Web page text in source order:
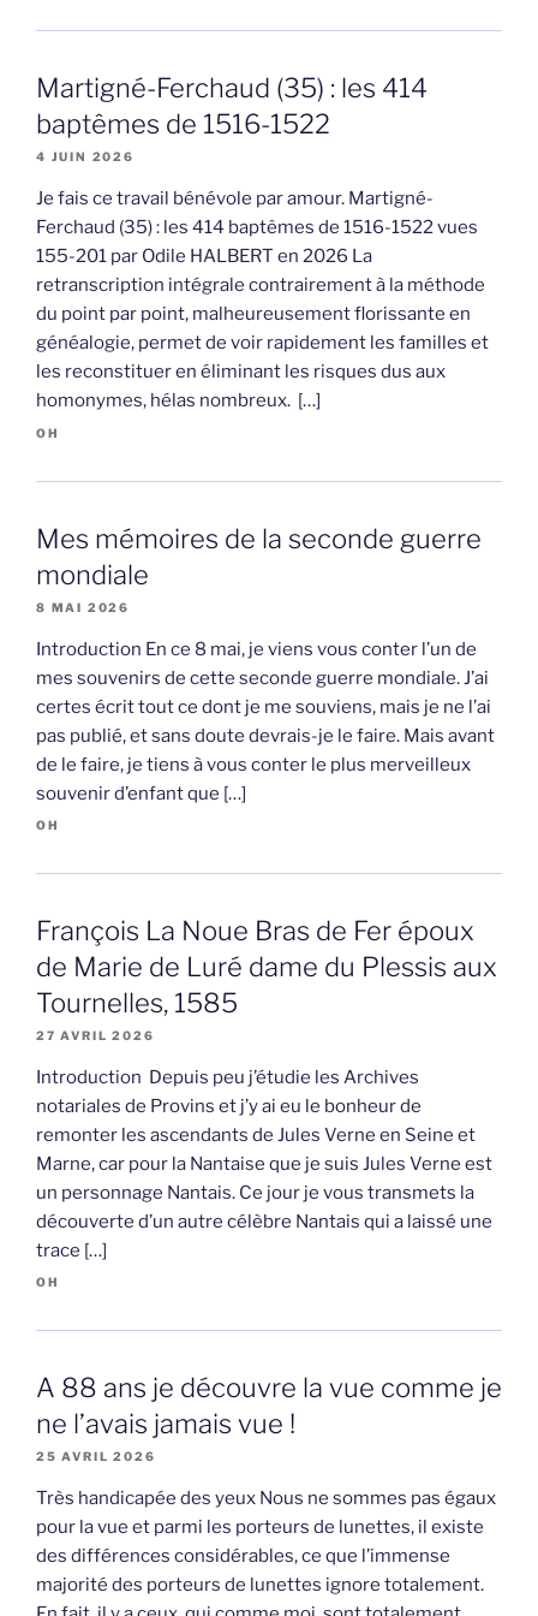
Martigné-Ferchaud (35) : les 414
baptêmes de 1516-1522
4 JUIN 2026
Je fais ce travail bénévole par amour. Martigné-
Ferchaud (35) : les 414 baptêmes de 1516-1522 vues
155-201 par Odile HALBERT en 2026 La
retranscription intégrale contrairement à la méthode
du point par point, malheureusement florissante en
généalogie, permet de voir rapidement les familles et
les reconstituer en éliminant les risques dus aux
homonymes, hélas nombreux. […]
OH
Mes mémoires de la seconde guerre
mondiale
8 MAI 2026
Introduction En ce 8 mai, je viens vous conter l’un de
mes souvenirs de cette seconde guerre mondiale. J’ai
certes écrit tout ce dont je me souviens, mais je ne l’ai
pas publié, et sans doute devrais-je le faire. Mais avant
de le faire, je tiens à vous conter le plus merveilleux
souvenir d’enfant que […]
OH
François La Noue Bras de Fer époux
de Marie de Luré dame du Plessis aux
Tournelles, 1585
27 AVRIL 2026
Introduction Depuis peu j’étudie les Archives
notariales de Provins et j’y ai eu le bonheur de
remonter les ascendants de Jules Verne en Seine et
Marne, car pour la Nantaise que je suis Jules Verne est
un personnage Nantais. Ce jour je vous transmets la
découverte d’un autre célèbre Nantais qui a laissé une
trace […]
OH
A 88 ans je découvre la vue comme je
ne l’avais jamais vue !
25 AVRIL 2026
Très handicapée des yeux Nous ne sommes pas égaux
pour la vue et parmi les porteurs de lunettes, il existe
des différences considérables, ce que l’immense
majorité des porteurs de lunettes ignore totalement.